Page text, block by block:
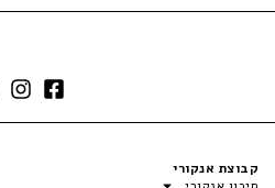
קבוצת אנקורי